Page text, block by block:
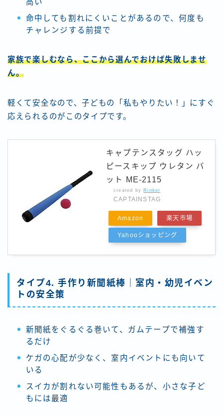
命中しても割れにくいことがあるので、何度も
チャレンジする前提で
家族で楽しむなら、ここから選んでおけば失敗しませ
ん。
軽くて安全なので、子どもの「私もやりたい！」にすぐ
応えられるのがこのタイプです。
キャプテンスタッグ ハッ
ピースキップ ウレタン バ
ット ME-2115
created by Rinker
CAPTAINSTAG
Amazon 楽天市場
Yahooショッピング
タイプ4. 手作り新聞紙棒｜室内・幼児イベン
トの安全策
新聞紙をぐるぐる巻いて、ガムテープで補強す
るだけ
ケガの心配が少なく、室内イベントにも向いて
いる
スイカが割れない可能性もあるが、小さな子ど
もには最適